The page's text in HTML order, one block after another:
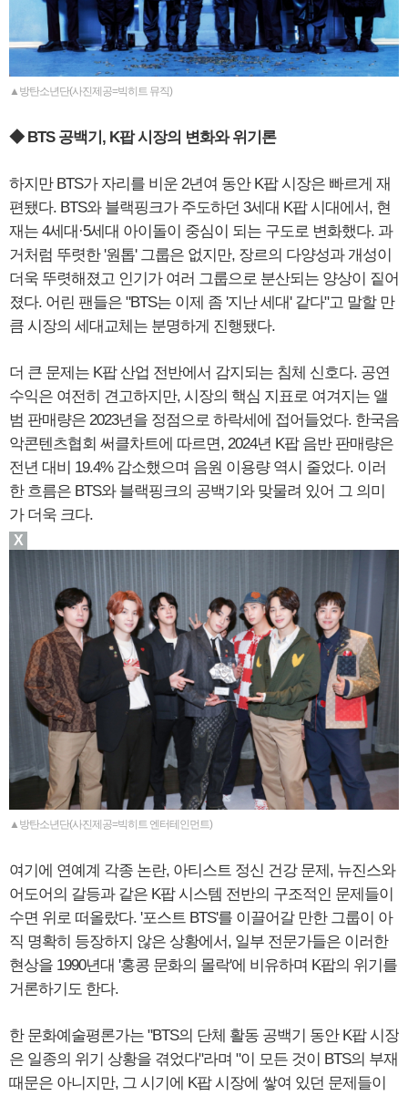
▲방탄소년단(사진제공=빅히트 뮤직)
◆ BTS 공백기, K팝 시장의 변화와 위기론
하지만 BTS가 자리를 비운 2년여 동안 K팝 시장은 빠르게 재
편됐다. BTS와 블랙핑크가 주도하던 3세대 K팝 시대에서, 현
재는 4세대·5세대 아이돌이 중심이 되는 구도로 변화했다. 과
거처럼 뚜렷한 '원톱' 그룹은 없지만, 장르의 다양성과 개성이
더욱 뚜렷해졌고 인기가 여러 그룹으로 분산되는 양상이 짙어
졌다. 어린 팬들은 "BTS는 이제 좀 '지난 세대' 같다"고 말할 만
큼 시장의 세대교체는 분명하게 진행됐다.
더 큰 문제는 K팝 산업 전반에서 감지되는 침체 신호다. 공연
수익은 여전히 견고하지만, 시장의 핵심 지표로 여겨지는 앨
범 판매량은 2023년을 정점으로 하락세에 접어들었다. 한국음
악콘텐츠협회 써클차트에 따르면, 2024년 K팝 음반 판매량은
전년 대비 19.4% 감소했으며 음원 이용량 역시 줄었다. 이러
한 흐름은 BTS와 블랙핑크의 공백기와 맞물려 있어 그 의미
가 더욱 크다.
▲방탄소년단(사진제공=빅히트 엔터테인먼트)
여기에 연예계 각종 논란, 아티스트 정신 건강 문제, 뉴진스와
어도어의 갈등과 같은 K팝 시스템 전반의 구조적인 문제들이
수면 위로 떠올랐다. '포스트 BTS'를 이끌어갈 만한 그룹이 아
직 명확히 등장하지 않은 상황에서, 일부 전문가들은 이러한
현상을 1990년대 '홍콩 문화의 몰락'에 비유하며 K팝의 위기를
거론하기도 한다.
한 문화예술평론가는 "BTS의 단체 활동 공백기 동안 K팝 시장
은 일종의 위기 상황을 겪었다"라며 "이 모든 것이 BTS의 부재
때문은 아니지만, 그 시기에 K팝 시장에 쌓여 있던 문제들이
X